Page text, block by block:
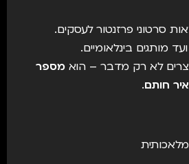
סרטוני פרזנטור לעסקים.
מותגים בינלאומיים.
לא רק מדבר – הוא מספר
חותם.